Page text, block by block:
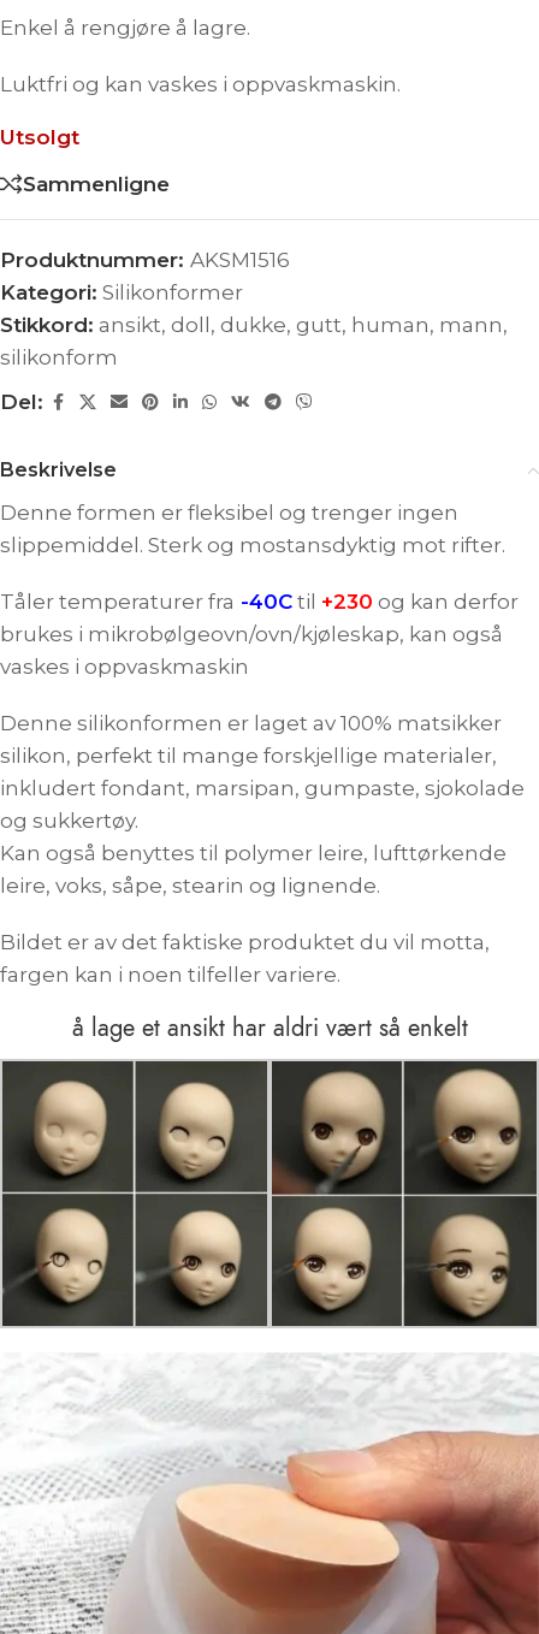
Enkel å rengjøre å lagre.
Luktfri og kan vaskes i oppvaskmaskin.
Utsolgt
Sammenligne
Produktnummer: AKSM1516
Kategori: Silikonformer
Stikkord: ansikt, doll , dukke, gutt, human, mann,
silikonform
Del:
Beskrivelse
Denne formen er fleksibel og trenger ingen
slippemiddel. Sterk og mostansdyktig mot rifter.
Tåler temperaturer fra -40C til +230 og kan derfor
brukes i mikrobølgeovn/ovn/kjøleskap, kan også
vaskes i oppvaskmaskin
Denne silikonformen er laget av 100% matsikker
silikon, perfekt til mange forskjellige materialer,
inkludert fondant, marsipan, gumpaste, sjokolade
og sukkertøy.
Kan også benyttes til polymer leire, lufttørkende
leire, voks, såpe, stearin og lignende.
Bildet er av det faktiske produktet du vil motta,
fargen kan i noen tilfeller variere.
å lage et ansikt har aldri vært så enkelt